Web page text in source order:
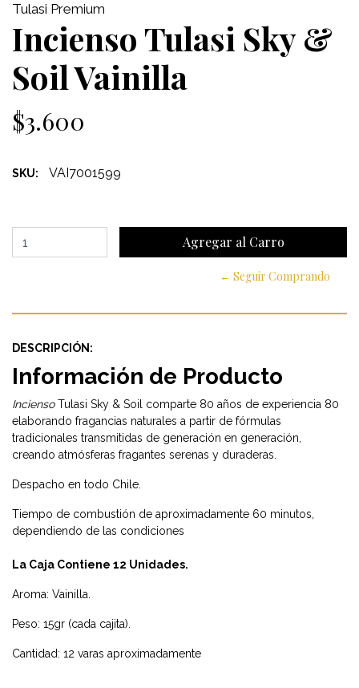
Tulasi Premium
Incienso Tulasi Sky &
Soil Vainilla
$3.600
SKU: VAI7001599
← Seguir Comprando
DESCRIPCIÓN:
Información de Producto
InciensoTulasi Sky & Soil comparte 80 años de experiencia 80
elaborando fragancias naturales a partir de fórmulas
tradicionales transmitidas de generación en generación,
creando atmósferas fragantes serenas y duraderas.
Despacho en todo Chile.
Tiempo de combustión de aproximadamente 60 minutos,
dependiendo de las condiciones
La Caja Contiene 12 Unidades.
Aroma: Vainilla.
Peso: 15gr (cada cajita).
Cantidad: 12 varas aproximadamente